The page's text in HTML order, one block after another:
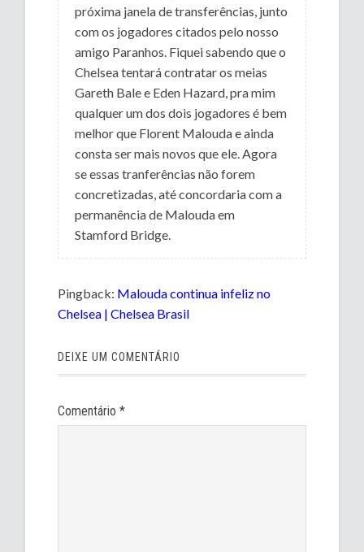
próxima janela de transferências, junto
com os jogadores citados pelo nosso
amigo Paranhos. Fiquei sabendo que o
Chelsea tentará contratar os meias
Gareth Bale e Eden Hazard, pra mim
qualquer um dos dois jogadores é bem
melhor que Florent Malouda e ainda
consta ser mais novos que ele. Agora
se essas tranferências não forem
concretizadas, até concordaria com a
permanência de Malouda em
Stamford Bridge.
Pingback: Malouda continua infeliz no
Chelsea | Chelsea Brasil
DEIXE UM COMENTÁRIO
Comentário*